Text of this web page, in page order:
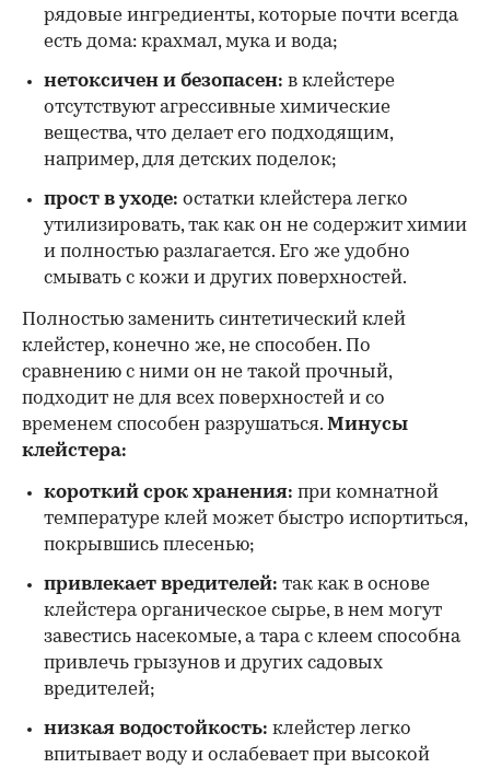
рядовые ингредиенты, которые почти всегда
есть дома: крахмал, мука и вода;
нетоксичен и безопасен: в клейстере
отсутствуют агрессивные химические
вещества, что делает его подходящим,
например, для детских поделок;
прост в уходе: остатки клейстера легко
утилизировать, так как он не содержит химии
и полностью разлагается. Его же удобно
смывать с кожи и других поверхностей.
Полностью заменить синтетический клей
клейстер, конечно же, не способен. По
сравнению с ними он не такой прочный,
подходит не для всех поверхностей и со
временем способен разрушаться. Минусы
клейстера:
короткий срок хранения: при комнатной
температуре клей может быстро испортиться,
покрывшись плесенью;
привлекает вредителей: так как в основе
клейстера органическое сырье, в нем могут
завестись насекомые, а тара с клеем способна
привлечь грызунов и других садовых
вредителей;
низкая водостойкость: клейстер легко
впитывает воду и ослабевает при высокой